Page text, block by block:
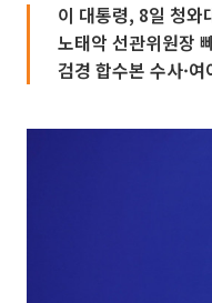
이 대통령, 8일 청와
노태악 선관위원장
검경 합수본 수사·